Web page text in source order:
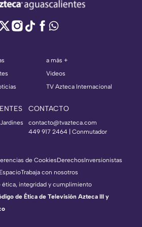
a más +
Videos
TV Azteca Internacional
CONTACTO
contacto@tvazteca.com
449 917 2464 | Conmutador
de CookiesDerechosInversionistas
Trabaja con nosotros
ética, integridad y cumplimiento
de Ética de Televisión Azteca III y